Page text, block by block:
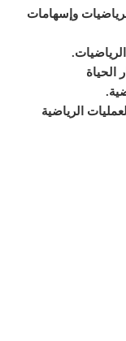
وإسهامات
الحياة
الرياضية